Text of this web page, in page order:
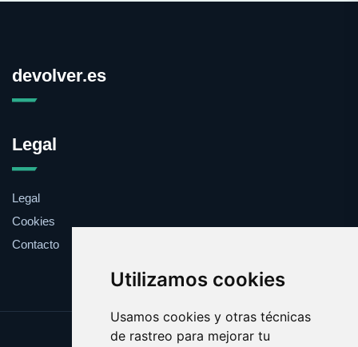
Utilizamos cookies
Usamos cookies y otras técnicas
de rastreo para mejorar tu
devolver.es
Legal
Legal
Cookies
Contacto
Update cookies preferences